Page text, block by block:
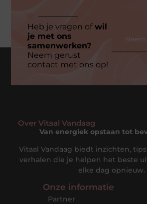
Heb je vragen ofwil
je met ons
samenwerken?
Neem gerust
contact met ons op!
Over Vitaal Vandaag
Van energiek opstaan tot
Vitaal Vandaag biedt inzichten,
verhalen die je helpen het beste
elke dag opnieuw.
Onze informatie
Partner